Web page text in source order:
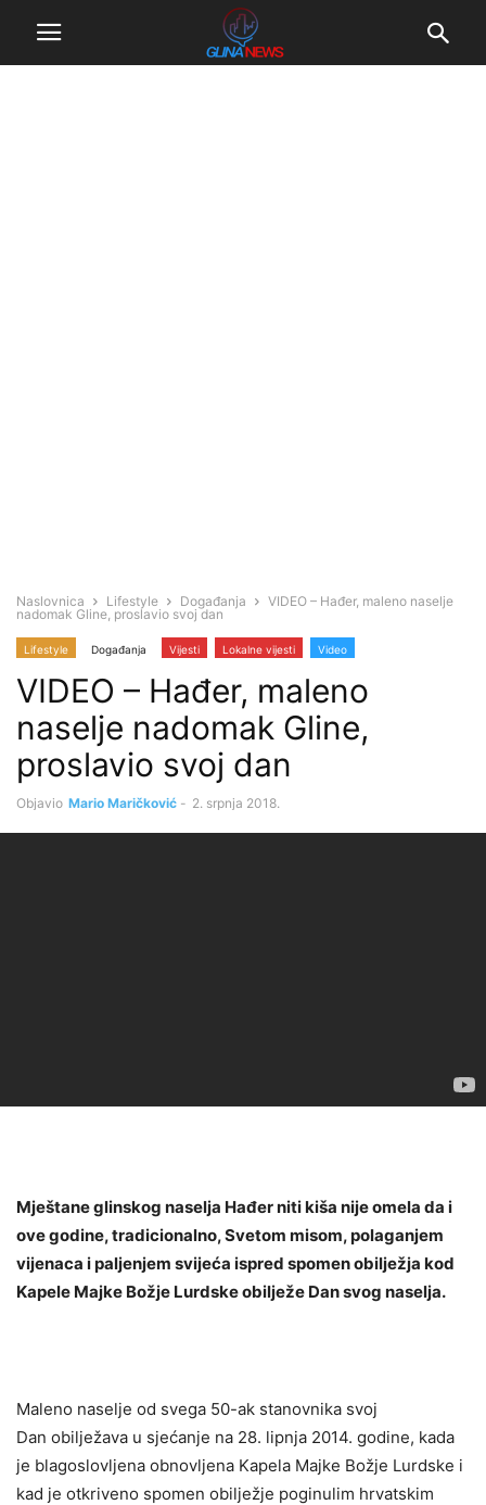
Naslovnica Lifestyle Događanja
VIDEO – Hađer, maleno naselje
nadomak Gline, proslavio svoj dan
Lifestyle Događanja Vijesti Lokalne vijesti Video
VIDEO – Hađer, maleno
naselje nadomak Gline,
proslavio svoj dan
Objavio Mario Maričković - 2. srpnja 2018.
Mještane glinskog naselja Hađer niti kiša nije omela da i
ove godine, tradicionalno, Svetom misom, polaganjem
vijenaca i paljenjem svijeća ispred spomen obilježja kod
Kapele Majke Božje Lurdske obilježe Dan svog naselja.
Maleno naselje od svega 50-ak stanovnika svoj
Dan obilježava u sjećanje na 28. lipnja 2014. godine, kada
je blagoslovljena obnovljena Kapela Majke Božje Lurdske i
kad je otkriveno spomen obilježje poginulim hrvatskim